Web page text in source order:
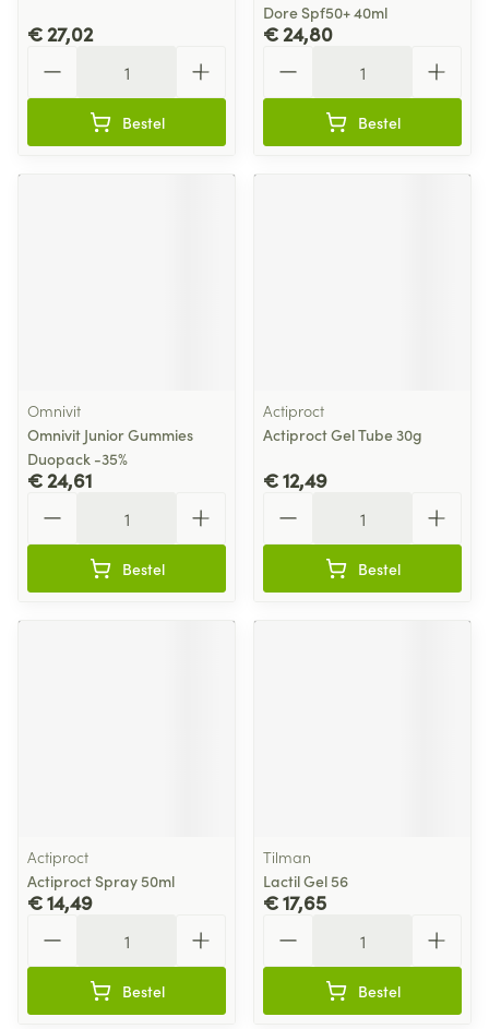
€ 27,02
Bestel
Dore Spf50+ 40ml
€ 24,80
Bestel
Omnivit
Omnivit Junior Gummies
Duopack -35%
€ 24,61
Bestel
Actiproct
Actiproct Gel Tube 30g
€ 12,49
Bestel
Actiproct
Actiproct Spray 50ml
€ 14,49
Bestel
Tilman
Lactil Gel 56
€ 17,65
Bestel